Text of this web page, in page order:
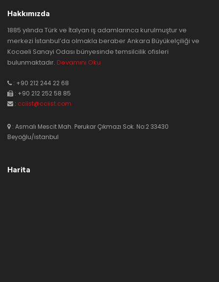
Hakkımızda
1885 yılında Türk ve İtalyan iş adamlarınca kurulmuştur ve
merkezi İstanbul’da olmakla beraber Ankara Büyükelçiliği ve
Kocaeli Sanayi Odası bünyesinde temsilcilik ofisleri
bulunmaktadır. Devamını Oku
: +90 212 244 22 68
: +90 212 252 58 85
: cciist@cciist.com
: Asmalı Mescit Mah. Perukar Çıkmazı Sok. No:2 33430
Beyoğlu/istanbul
Harita